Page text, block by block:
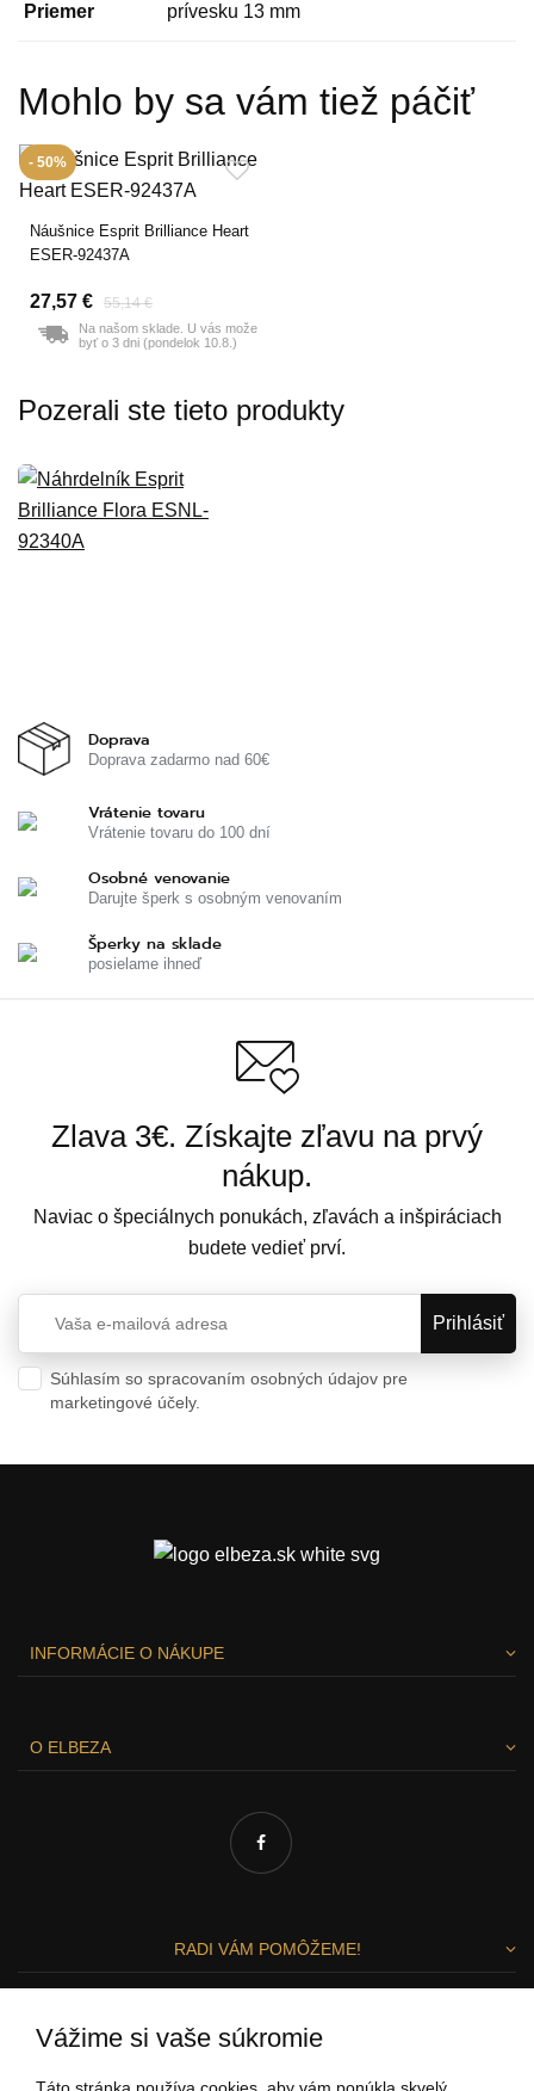
Priemer prívesku 13 mm
Mohlo by sa vám tiež páčiť
- 50%
Náušnice Esprit Brilliance Heart
ESER-92437A
27,57 € 55,14 €
Na našom sklade. U vás može
byť o 3 dni (pondelok 10.8.)
Pozerali ste tieto produkty
Doprava
Doprava zadarmo nad 60€
Vrátenie tovaru
Vrátenie tovaru do 100 dní
Osobné venovanie
Darujte šperk s osobným venovaním
Šperky na sklade
posielame ihneď
Zlava 3€. Získajte zľavu na prvý
nákup.
Naviac o špeciálnych ponukách, zľavách a inšpiráciach
budete vedieť prví.
Súhlasím so spracovaním osobných údajov pre
marketingové účely.
INFORMÁCIE O NÁKUPE
O ELBEZA
RADI VÁM POMÔŽEME!
Zuzka a Lenka
Vážime si vaše súkromie